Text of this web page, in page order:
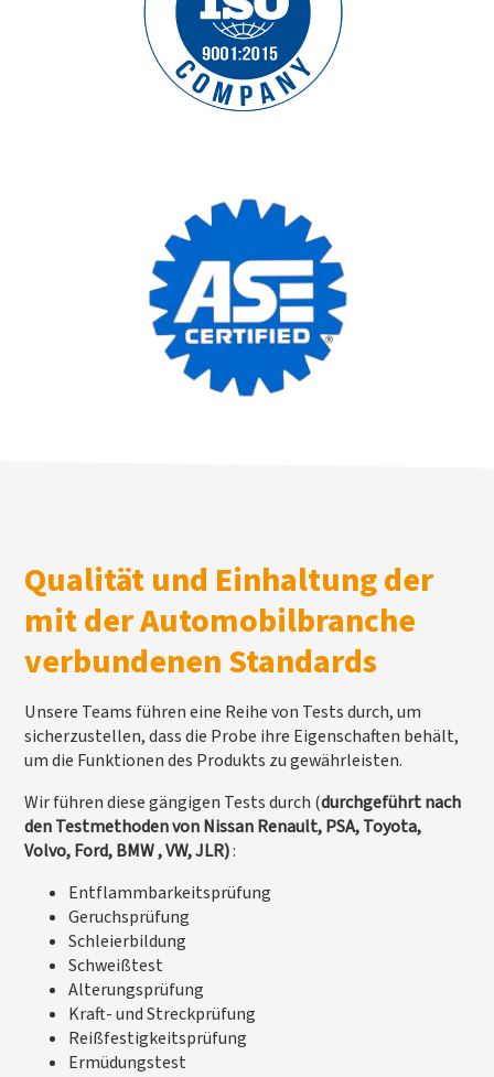
Qualität und Einhaltung der
mit der Automobilbranche
verbundenen Standards
Unsere Teams führen eine Reihe von Tests durch, um
sicherzustellen, dass die Probe ihre Eigenschaften behält,
um die Funktionen des Produkts zu gewährleisten.
Wir führen diese gängigen Tests durch (durchgeführt nach
den Testmethoden von Nissan Renault, PSA, Toyota,
Volvo, Ford, BMW , VW, JLR):
Entflammbarkeitsprüfung
Geruchsprüfung
Schleierbildung
Schweißtest
Alterungsprüfung
Kraft- und Streckprüfung
Reißfestigkeitsprüfung
Ermüdungstest